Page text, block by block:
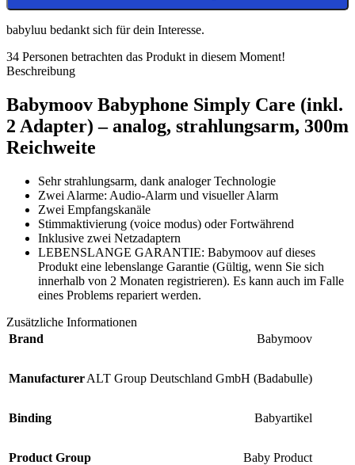
babyluu bedankt sich für dein Interesse.
34 Personen betrachten das Produkt in diesem Moment!
Beschreibung
Babymoov Babyphone Simply Care (inkl.
2 Adapter) – analog, strahlungsarm, 300m
Reichweite
Sehr strahlungsarm, dank analoger Technologie
Zwei Alarme: Audio-Alarm und visueller Alarm
Zwei Empfangskanäle
Stimmaktivierung (voice modus) oder Fortwährend
Inklusive zwei Netzadaptern
LEBENSLANGE GARANTIE: Babymoov auf dieses
Produkt eine lebenslange Garantie (Gültig, wenn Sie sich
innerhalb von 2 Monaten registrieren). Es kann auch im Falle
eines Problems repariert werden.
Zusätzliche Informationen
Brand
Babymoov
ManufacturerALT Group Deutschland GmbH (Badabulle)
Binding Babyartikel
Product Group Baby Product